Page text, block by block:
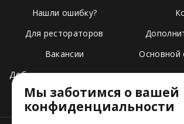
Нашли ошибку?
Для рестораторов
Вакансии
Добавить свое заведение
Тарифы
Основной
Мы заботимся о вашей
конфиденциальности